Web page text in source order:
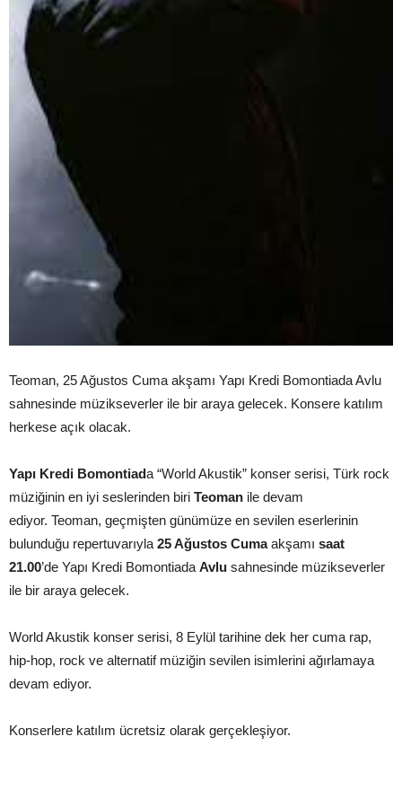
Teoman, 25 Ağustos Cuma akşamı Yapı Kredi Bomontiada Avlu
sahnesinde müzikseverler ile bir araya gelecek. Konsere katılım
herkese açık olacak.
Yapı Kredi Bomontiada “World Akustik” konser serisi, Türk rock
müziğinin en iyi seslerinden biri Teoman ile devam
ediyor. Teoman, geçmişten günümüze en sevilen eserlerinin
bulunduğu repertuvarıyla 25 Ağustos Cumaakşamı saat
21.00’de Yapı Kredi Bomontiada Avlu sahnesinde müzikseverler
ile bir araya gelecek.
World Akustik konser serisi, 8 Eylül tarihine dek her cuma rap,
hip-hop, rock ve alternatif müziğin sevilen isimlerini ağırlamaya
devam ediyor.
Konserlere katılım ücretsiz olarak gerçekleşiyor.